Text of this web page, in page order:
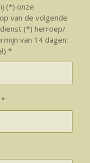
(*) onze
van de volgende
(*) herroep/
van 14 dagen:
*
*